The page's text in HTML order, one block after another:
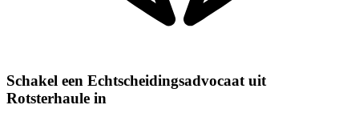
Schakel een Echtscheidingsadvocaat uit
Rotsterhaule in